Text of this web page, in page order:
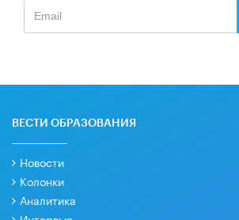
ВЕСТИ ОБРАЗОВАНИЯ
Новости
Колонки
Аналитика